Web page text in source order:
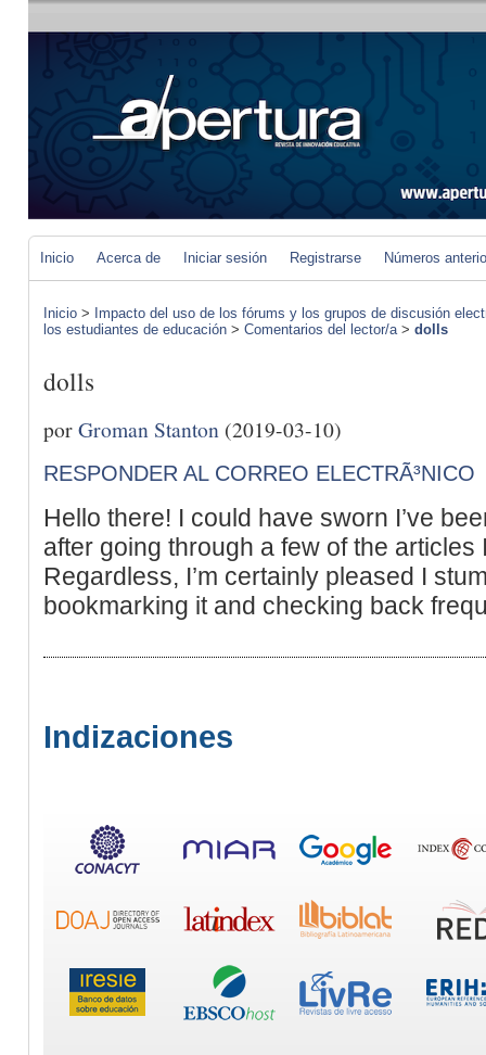
Inicio Acerca de Iniciar sesión Registrarse Números
Inicio > Impacto del uso de los fórums y los grupos de discusión
los estudiantes de educación > Comentarios del lector/a> dolls
dolls
porGroman Stanton (2019-03-10)
RESPONDER AL CORREO ELECTRÃ³NICO
Hello there! I could have sworn I’ve
after going through a few of the articles
Regardless, I’m certainly pleased I
bookmarking it and checking back
Indizaciones